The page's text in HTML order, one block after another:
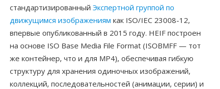
стандартизированный Экспертной группой по
движущимся изображениям как ISO/IEC 23008-12,
впервые опубликованный в 2015 году. HEIF построен
на основе ISO Base Media File Format (ISOBMFF — тот
же контейнер, что и для MP4), обеспечивая гибкую
структуру для хранения одиночных изображений,
коллекций, последовательностей (анимации, серии) и